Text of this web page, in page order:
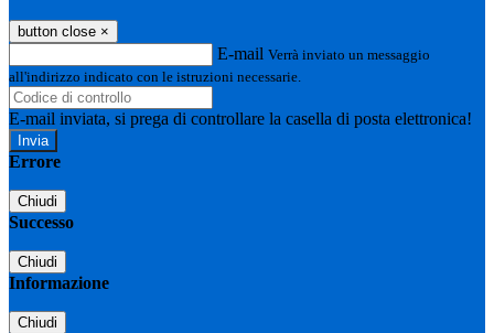
button close ×
E-mail Verrà inviato un messaggio
all'indirizzo indicato con le istruzioni necessarie.
E-mail inviata, si prega di controllare la casella di posta elettronica!
Errore
Chiudi
Successo
Chiudi
Informazione
Chiudi